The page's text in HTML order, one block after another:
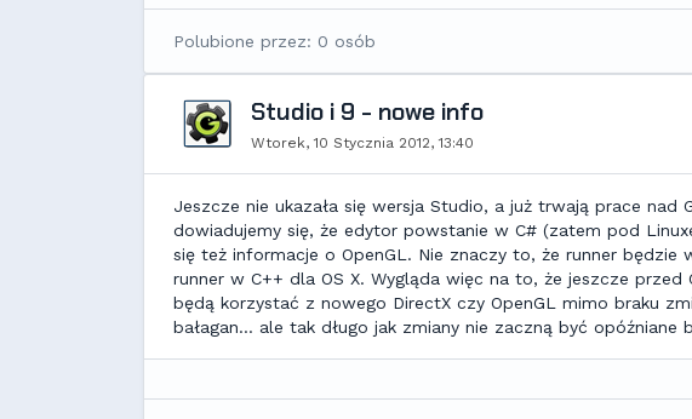
Polubione przez: 0 osób
Studio i 9 - nowe info
Wtorek, 10 Stycznia 2012, 13:40
Jeszcze nie ukazała się wersja Studio, a już trwają prace
dowiadujemy się, że edytor powstanie w C# (zatem pod
się też informacje o OpenGL. Nie znaczy to, że runner
runner w C++ dla OS X. Wygląda więc na to, że jeszcze
będą korzystać z nowego DirectX czy OpenGL mimo braku
bałagan... ale tak długo jak zmiany nie zaczną być opóźniane